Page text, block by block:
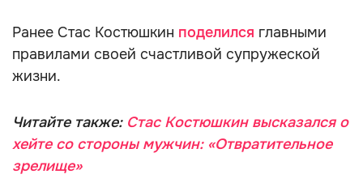
Ранее Стас Костюшкин поделился главными
правилами своей счастливой супружеской
жизни.
Читайте также: Стас Костюшкин высказался о
хейте со стороны мужчин: «Отвратительное
зрелище»